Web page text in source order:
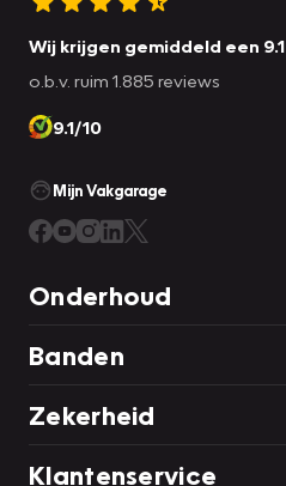
Wij krijgen gemiddeld een 9.1
o.b.v. ruim 1.885 reviews
9.1/10
Mijn Vakgarage
Onderhoud
Banden
Zekerheid
Klantenservice